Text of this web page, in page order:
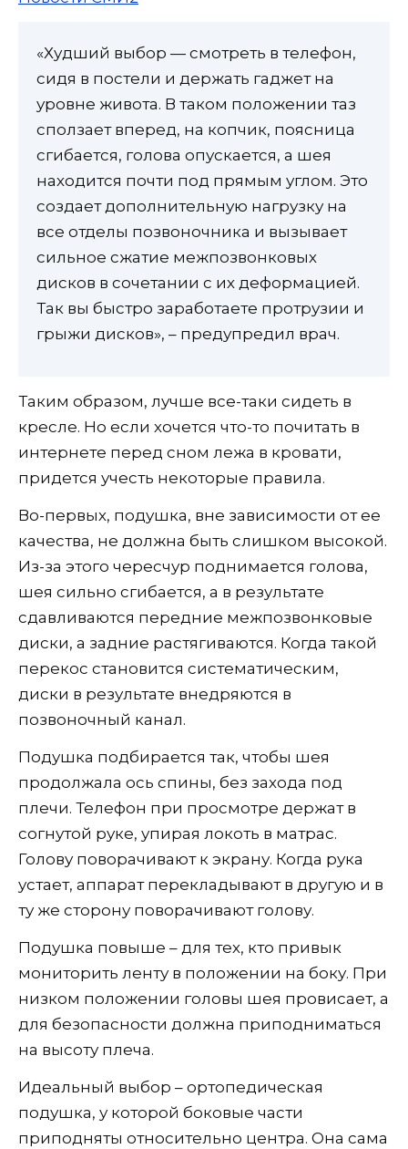
«Худший выбор — смотреть в телефон,
сидя в постели и держать гаджет на
уровне живота. В таком положении таз
сползает вперед, на копчик, поясница
сгибается, голова опускается, а шея
находится почти под прямым углом. Это
создает дополнительную нагрузку на
все отделы позвоночника и вызывает
сильное сжатие межпозвонковых
дисков в сочетании с их деформацией.
Так вы быстро заработаете протрузии и
грыжи дисков», – предупредил врач.
Таким образом, лучше все-таки сидеть в
кресле. Но если хочется что-то почитать в
интернете перед сном лежа в кровати,
придется учесть некоторые правила.
Во-первых, подушка, вне зависимости от ее
качества, не должна быть слишком высокой.
Из-за этого чересчур поднимается голова,
шея сильно сгибается, а в результате
сдавливаются передние межпозвонковые
диски, а задние растягиваются. Когда такой
перекос становится систематическим,
диски в результате внедряются в
позвоночный канал.
Подушка подбирается так, чтобы шея
продолжала ось спины, без захода под
плечи. Телефон при просмотре держат в
согнутой руке, упирая локоть в матрас.
Голову поворачивают к экрану. Когда рука
устает, аппарат перекладывают в другую и в
ту же сторону поворачивают голову.
Подушка повыше – для тех, кто привык
мониторить ленту в положении на боку. При
низком положении головы шея провисает, а
для безопасности должна приподниматься
на высоту плеча.
Идеальный выбор – ортопедическая
подушка, у которой боковые части
приподняты относительно центра. Она сама